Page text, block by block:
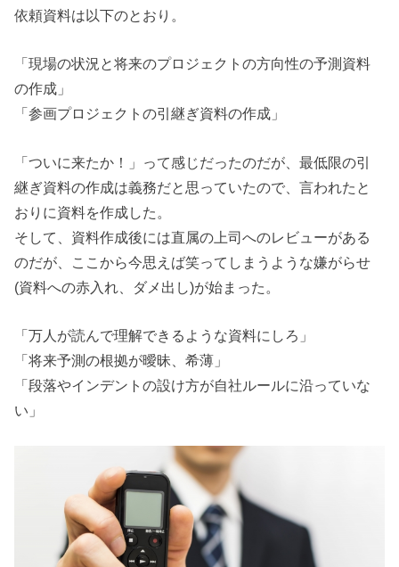
依頼資料は以下のとおり。
「現場の状況と将来のプロジェクトの方向性の予測資料
の作成」
「参画プロジェクトの引継ぎ資料の作成」
「ついに来たか！」って感じだったのだが、最低限の引
継ぎ資料の作成は義務だと思っていたので、言われたと
おりに資料を作成した。
そして、資料作成後には直属の上司へのレビューがある
のだが、ここから今思えば笑ってしまうような嫌がらせ
(資料への赤入れ、ダメ出し)が始まった。
「万人が読んで理解できるような資料にしろ」
「将来予測の根拠が曖昧、希薄」
「段落やインデントの設け方が自社ルールに沿っていな
い」